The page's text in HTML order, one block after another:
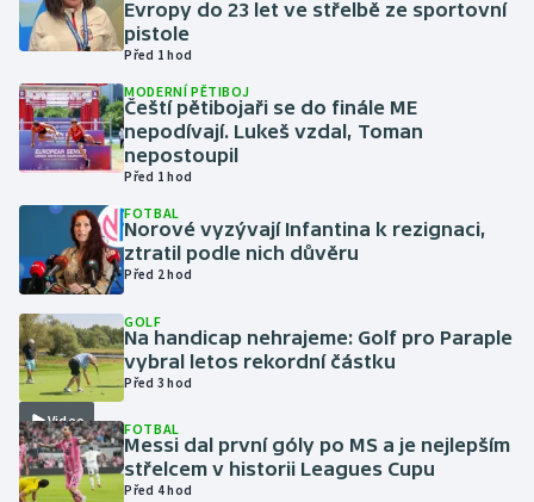
Házená
Judo
Krasobruslení
Lezení
Lyže a snowboard
Moderní pětiboj
Motorsport
Olympijské hry
Evropy do 23 let ve střelbě ze sportovní
pistole
Před 1 hod
MODERNÍ PĚTIBOJ
Čeští pětibojaři se do finále ME
nepodívají. Lukeš vzdal, Toman
nepostoupil
Před 1 hod
FOTBAL
Norové vyzývají Infantina k rezignaci,
ztratil podle nich důvěru
Před 2 hod
Video
GOLF
Na handicap nehrajeme: Golf pro Paraple
vybral letos rekordní částku
Před 3 hod
FOTBAL
Messi dal první góly po MS a je nejlepším
střelcem v historii Leagues Cupu
Před 4 hod